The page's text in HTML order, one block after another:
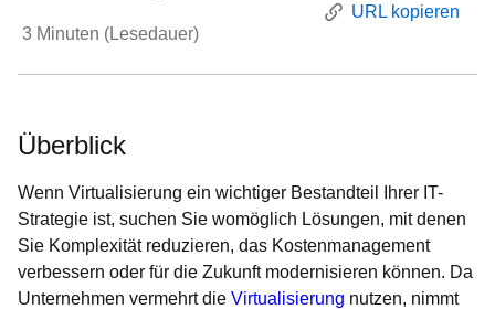
3 Minuten (Lesedauer)
URL kopieren
Überblick
Wenn Virtualisierung ein wichtiger Bestandteil Ihrer IT-
Strategie ist, suchen Sie womöglich Lösungen, mit denen
Sie Komplexität reduzieren, das Kostenmanagement
verbessern oder für die Zukunft modernisieren können. Da
Unternehmen vermehrt die Virtualisierung nutzen, nimmt